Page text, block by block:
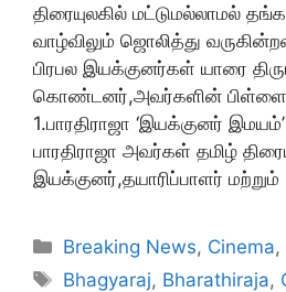
திரையுலகில் மட்டுமல்லாமல்
வாழ்விலும் ஜொலித்து
பிரபல இயக்குனர்கள் யாரை
கொண்டனர்,அவர்களின்
1.பாரதிராஜா ‘இயக்குனர்
பாரதிராஜா அவர்கள் தமிழ்
இயக்குனர்,தயாரிப்பாளர்
Categories
Breaking News, Cinema,
Tags
Bhagyaraj, Bharathiraja,